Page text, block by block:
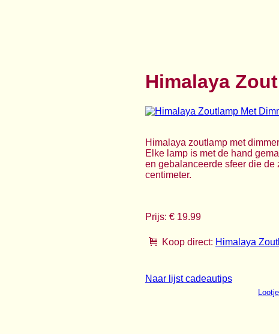
Himalaya
Himalaya zoutlamp met
Elke lamp is met de hand
en gebalanceerde sfeer die de
centimeter.
Prijs: € 19.99
Koop direct: Himalaya
Naar lijst cadeautips